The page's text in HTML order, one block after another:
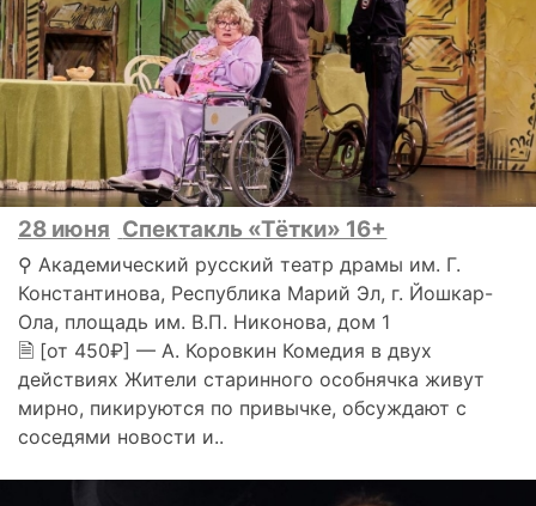
28 июня Спектакль «Тётки» 16+
⚲ Академический русский театр драмы им. Г.
Константинова, Республика Марий Эл, г. Йошкар-
Ола, площадь им. В.П. Никонова, дом 1
🗎 [от 450₽] — А. Коровкин Комедия в двух
действиях Жители старинного особнячка живут
мирно, пикируются по привычке, обсуждают с
соседями новости и..